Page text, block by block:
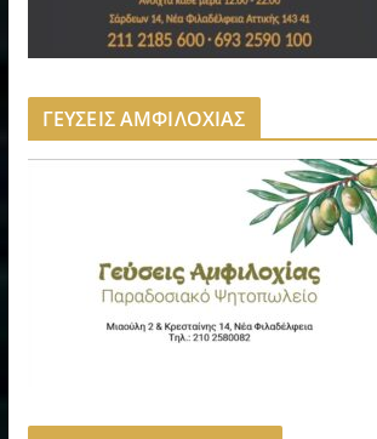
ΓΕΥΣΕΙΣ ΑΜΦΙΛΟΧΙΑΣ